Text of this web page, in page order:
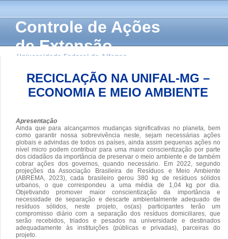
Controle de Ações
de Extensão
Universidade Federal de Alfenas
RECICLAÇÃO NA UNIFAL-MG –
ECONOMIA E MEIO AMBIENTE
Apresentação
Ainda que para alcançarmos mudanças significativas no planeta, bem
como garantir nossa sobrevivência neste, sejam necessárias ações
globais e advindas de todos os países, ainda assim pequenas ações no
nível micro podem contribuir para uma maior conscientização por parte
dos cidadãos da importância de preservar o meio ambiente e de também
cobrar ações dos governos, quando necessário. Em 2022, segundo
projeções da Associação Brasileira de Resíduos e Meio Ambiente
(ABREMA, 2023), cada brasileiro gerou 380 kg de resíduos sólidos
urbanos, o que correspondeu a uma média de 1,04 kg por dia.
Objetivando promover maior conscientização da importância e
necessidade de separação e descarte ambientalmente adequado de
resíduos sólidos, neste projeto, os(as) participantes terão um
compromisso diário com a separação dos resíduos domiciliares, que
serão recebidos, triados e pesados na universidade e destinados
adequadamente às instituições (públicas e privadas), parceiras do
projeto.